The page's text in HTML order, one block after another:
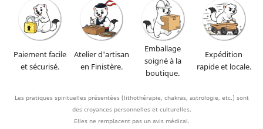
Paiement facile
et sécurisé.
Atelier d'artisan
en Finistère.
Emballage
soigné à la
boutique.
Expédition
rapide et locale.
Les pratiques spirituelles présentées (lithothérapie, chakras, astrologie, etc.) sont
des croyances personnelles et culturelles.
Elles ne remplacent pas un avis médical.